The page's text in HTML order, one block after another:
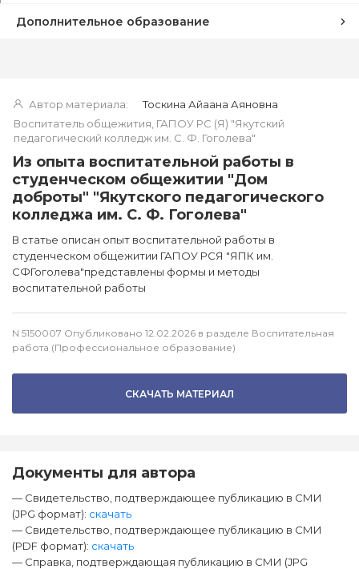
Дополнительное образование
Автор материала:
Тоскина Айаана Аяновна
Воспитатель общежития, ГАПОУ РС (Я) "Якутский
педагогический колледж им. С. Ф. Гоголева"
Из опыта воспитательной работы в
студенческом общежитии "Дом
доброты" "Якутского педагогического
колледжа им. С. Ф. Гоголева"
В статье описан опыт воспитательной работы в
студенческом общежитии ГАПОУ РСЯ "ЯПК им.
СФГоголева"представлены формы и методы
воспитательной работы
N 5150007 Опубликовано 12.02.2026 в разделе Воспитательная
работа (Профессиональное образование)
СКАЧАТЬ МАТЕРИАЛ
Документы для автора
— Свидетельство, подтверждающее публикацию в СМИ
(JPG формат): скачать
— Свидетельство, подтверждающее публикацию в СМИ
(PDF формат): скачать
— Справка, подтверждающая публикацию в СМИ (JPG